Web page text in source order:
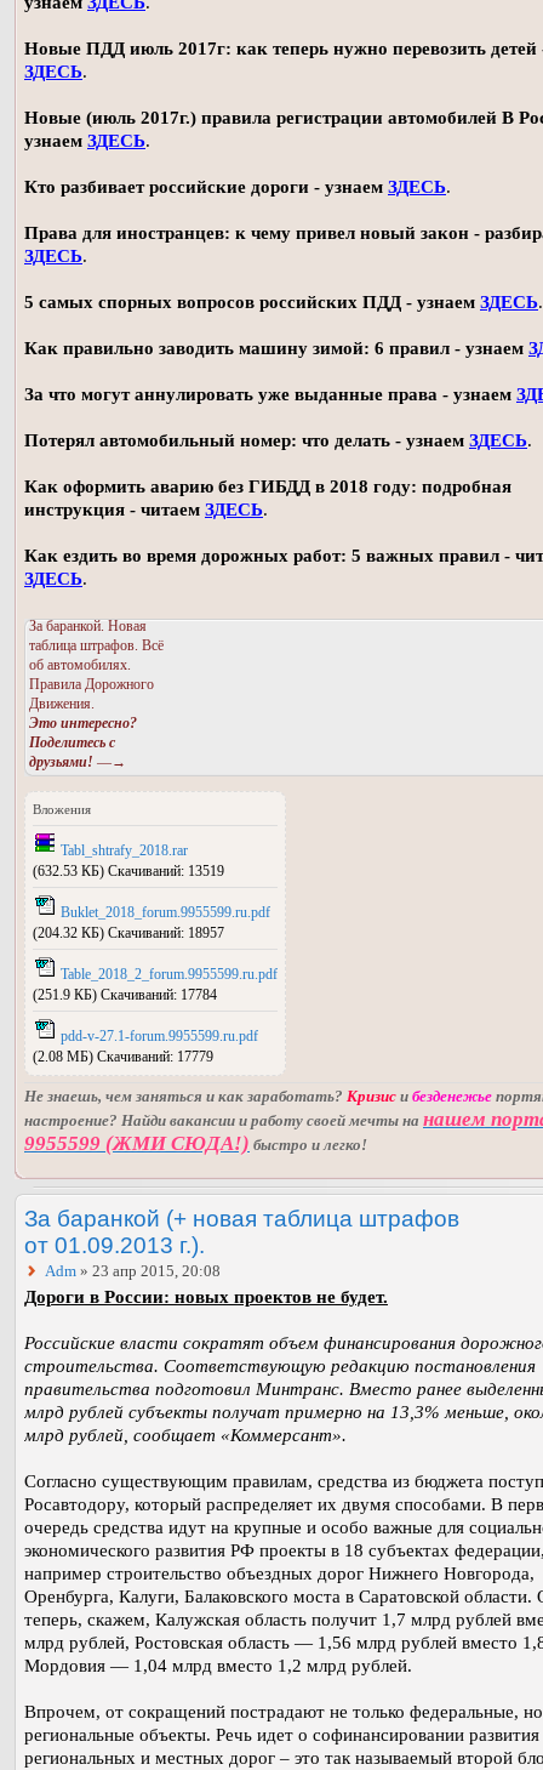
Новые ПДД июль 2017г: как теперь нужно перевозить детей
ЗДЕСЬ.
Новые (июль 2017г.) правила регистрации автомобилей В
узнаем ЗДЕСЬ.
Кто разбивает российские дороги - узнаем ЗДЕСЬ.
Права для иностранцев: к чему привел новый закон -
ЗДЕСЬ.
5 самых спорных вопросов российских ПДД - узнаем ЗДЕСЬ.
Как правильно заводить машину зимой: 6 правил - узнаем
За что могут аннулировать уже выданные права - узнаем
Потерял автомобильный номер: что делать - узнаем ЗДЕСЬ.
Как оформить аварию без ГИБДД в 2018 году: подробная
инструкция - читаем ЗДЕСЬ.
Как ездить во время дорожных работ: 5 важных правил -
ЗДЕСЬ.
За баранкой. Новая
таблица штрафов. Всё
об автомобилях.
Правила Дорожного
Движения.
Это интересно?
Поделитесь с
друзьями! —→
Вложения
Tabl_shtrafy_2018.rar
(632.53 КБ) Скачиваний: 13519
Buklet_2018_forum.9955599.ru.pdf
(204.32 КБ) Скачиваний: 18957
Table_2018_2_forum.9955599.ru.pdf
(251.9 КБ) Скачиваний: 17784
pdd-v-27.1-forum.9955599.ru.pdf
(2.08 МБ) Скачиваний: 17779
Не знаешь, чем заняться и как заработать? Кризис и безденежье
настроение? Найди вакансии и работу своей мечты на нашем
9955599 (ЖМИ СЮДА!) быстро и легко!
За баранкой (+ новая таблица штрафов
от 01.09.2013 г.).
Adm » 23 апр 2015, 20:08
Дороги в России: новых проектов не будет.
Российские власти сократят объем финансирования
строительства. Соответствующую редакцию постановления
правительства подготовил Минтранс. Вместо ранее
млрд рублей субъекты получат примерно на 13,3% меньше,
млрд рублей, сообщает «Коммерсант».
Согласно существующим правилам, средства из бюджета
Росавтодору, который распределяет их двумя способами. В
очередь средства идут на крупные и особо важные для
экономического развития РФ проекты в 18 субъектах
например строительство объездных дорог Нижнего Новгорода,
Оренбурга, Калуги, Балаковского моста в Саратовской области.
теперь, скажем, Калужская область получит 1,7 млрд рублей
млрд рублей, Ростовская область — 1,56 млрд рублей вместо
Мордовия — 1,04 млрд вместо 1,2 млрд рублей.
Впрочем, от сокращений пострадают не только федеральные,
региональные объекты. Речь идет о софинансировании развития
региональных и местных дорог – это так называемый второй